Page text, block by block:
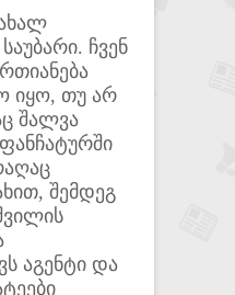
ჩვენ
იყო, თუ არ
შალვა
შემდეგ
აგენტი და